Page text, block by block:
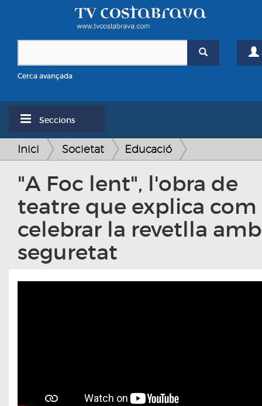
Cerca avançada
Seccions
Inici Societat Educació
"A Foc lent", l'obra de
teatre que explica com
celebrar la revetlla amb
seguretat